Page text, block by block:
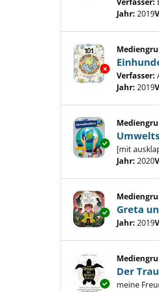
Jahr: 2019
Exemplar-
Verfasser:
Jahr: 2019
Exemplar-
[mit
Suche
Jahr: 2020
Exemplar-
Greta
Suche
Jahr: 2019
Exemplar-
Der
meine